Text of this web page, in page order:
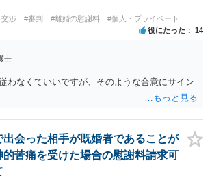
交渉 #審判 #離婚の慰謝料 #個人・プライベート
役にたった 14
士
わなくていいですが、そのような合意にサイン
出会った相手が既婚者であることが
的苦痛を受けた場合の慰謝料請求可